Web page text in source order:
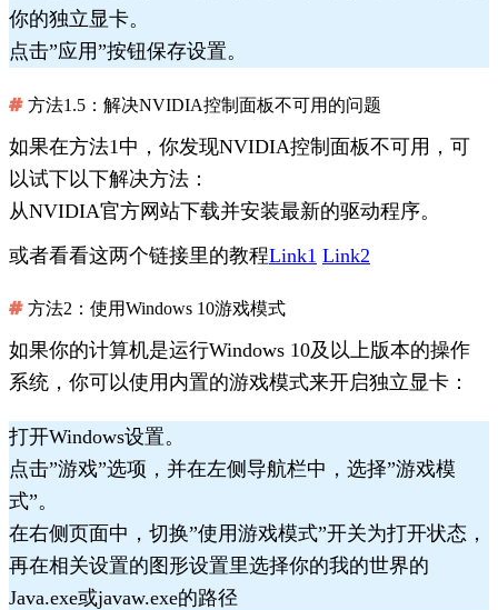
你的独立显卡。
点击”应用”按钮保存设置。
方法1.5：解决NVIDIA控制面板不可用的问题
如果在方法1中，你发现NVIDIA控制面板不可用，可
以试下以下解决方法：
从NVIDIA官方网站下载并安装最新的驱动程序。
或者看看这两个链接里的教程Link1 Link2
方法2：使用Windows 10游戏模式
如果你的计算机是运行Windows 10及以上版本的操作
系统，你可以使用内置的游戏模式来开启独立显卡：
打开Windows设置。
点击”游戏”选项，并在左侧导航栏中，选择”游戏模
式”。
在右侧页面中，切换”使用游戏模式”开关为打开状态，
再在相关设置的图形设置里选择你的我的世界的
Java.exe或javaw.exe的路径